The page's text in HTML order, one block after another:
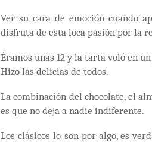
Ver su cara de emoción cuando
disfruta de esta loca pasión por la
Éramos unas 12 y la tarta voló en
Hizo las delicias de todos.
La combinación del chocolate, el
es que no deja a nadie indiferente.
Los clásicos lo son por algo, es